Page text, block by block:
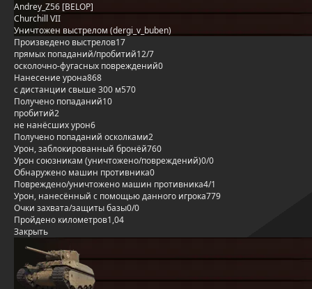
Andrey_Z56 [BELOP]
Churchill VII
Уничтожен выстрелом (dergi_v_buben)
Произведено выстрелов17
прямых попаданий/пробитий12/7
осколочно-фугасных повреждений0
Нанесение урона868
с дистанции свыше 300 м570
Получено попаданий10
пробитий2
не нанёсших урон6
Получено попаданий осколками2
Урон, заблокированный бронёй760
Урон союзникам (уничтожено/повреждений)0/0
Обнаружено машин противника0
Повреждено/уничтожено машин противника4/1
Урон, нанесённый с помощью данного игрока779
Очки захвата/защиты базы0/0
Пройдено километров1,04
Закрыть